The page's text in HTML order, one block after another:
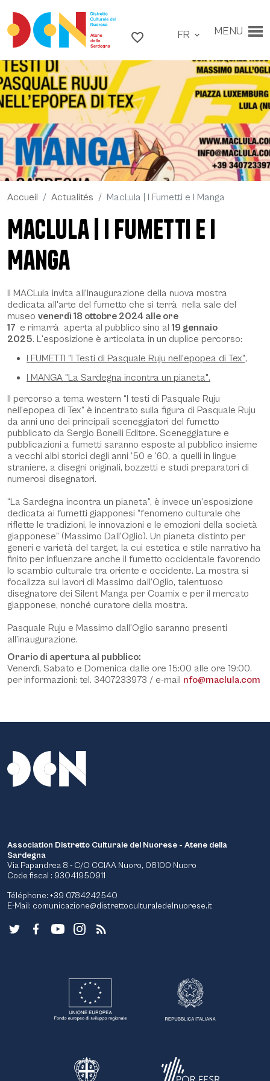
Aller au menu principal
Aller au pied de page
favorite_border FR expand_more MENU
MacLula | I Fumetti e I Manga -
Accueil Actualités MacLula | I Fumetti e I Manga
MacLula | I Fumetti e I
Manga
Description
Il MACLula invita all'Inaugurazione della nuova mostra
dedicata all'arte del fumetto che si terrà nella sale del
museo venerdì 18 ottobre 2024 alle ore
17 e rimarrà aperta al pubblico sino al 19 gennaio
2025. L'esposizione è articolata in un duplice percorso:
I FUMETTI "I Testi di Pasquale Ruju nell'epopea di Tex",
I MANGA "La Sardegna incontra un pianeta".
Il percorso a tema western “I testi di Pasquale Ruju
nell’epopea di Tex” è incentrato sulla figura di Pasquale Ruju
da anni uno dei principali sceneggiatori del fumetto
pubblicato da Sergio Bonelli Editore. Sceneggiature e
pubblicazioni a fumetti saranno esposte al pubblico insieme
a vecchi albi storici degli anni ’50 e ’60, a quelli in lingue
straniere, a disegni originali, bozzetti e studi preparatori di
numerosi disegnatori.
“La Sardegna incontra un pianeta”, è invece un’esposizione
dedicata ai fumetti giapponesi “fenomeno culturale che
riflette le tradizioni, le innovazioni e le emozioni della società
giapponese” (Massimo Dall’Oglio). Un pianeta distinto per
generi e varietà del target, la cui estetica e stile narrativo ha
finito per influenzare anche il fumetto occidentale favorendo
lo scambio culturale tra oriente e occidente. La mostra si
focalizza sui lavori di Massimo dall’Oglio, talentuoso
disegnatore dei Silent Manga per Coamix e per il mercato
giapponese, nonché curatore della mostra.
Pasquale Ruju e Massimo dall’Oglio saranno presenti
all’inaugurazione.
Orario di apertura al pubblico:
Venerdì, Sabato e Domenica dalle ore 15:00 alle ore 19:00.
per informazioni: tel. 3407233973 / e-mail nfo@maclula.com
Association Distretto Culturale del Nuorese - Atene della
Sardegna
Via Papandrea 8 - C/O CCIAA Nuoro, 08100 Nuoro
Code fiscal : 93041950911
Téléphone: +39 0784242540
E-Mail: comunicazione@distrettoculturaledelnuorese.it